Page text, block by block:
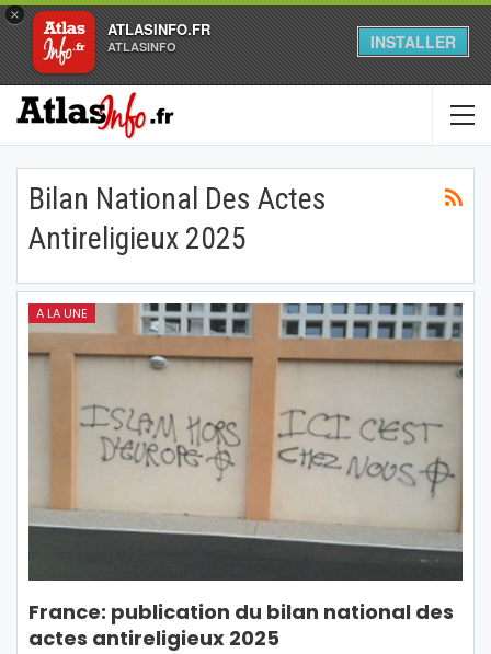
×
ATLASINFO.FR
ATLASINFO INSTALLER
Bilan National Des Actes
Antireligieux 2025
A LA UNE
France: publication du bilan national des
actes antireligieux 2025